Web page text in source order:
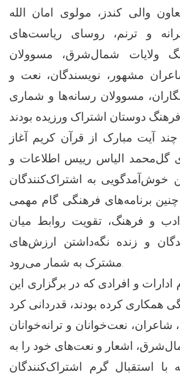
والی کندز، مولوی امان الله
و ترنم، روسای ریاست‌های
ولایات شمال‌شرق، مسوولان
مشهور، نویسندگان، نعت و
مسوولان رسانه‌ها و شماری
آیت مبارک از قرآن کریم آغاز
الیاس رییس اطلاعات و
خوش‌آمدگویی به اشتراک‌کنندگان
برنامه‌های فرهنگی گام مهمی
و فرهنگ، تقویت روابط میان
و زنده نگه‌داشتن ارزش‌های
مشترک به شمار می‌رود.
ادارات و افرادی که در برگزاری این
نعت‌خوانان و ترانه‌خوانان
اشعار و نعت‌های خود را به
با استقبال گرم اشتراک‌کنندگان